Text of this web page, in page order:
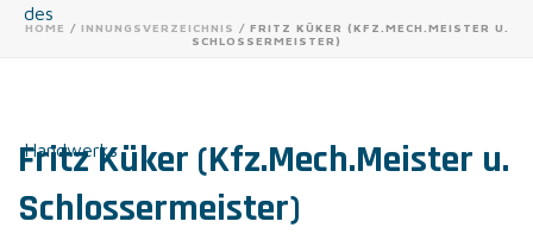
HOME / INNUNGSVERZEICHNIS / FRITZ KÜKER (KFZ.MECH.MEISTER U.
SCHLOSSERMEISTER)
Fritz Küker (Kfz.Mech.Meister u.
Schlossermeister)